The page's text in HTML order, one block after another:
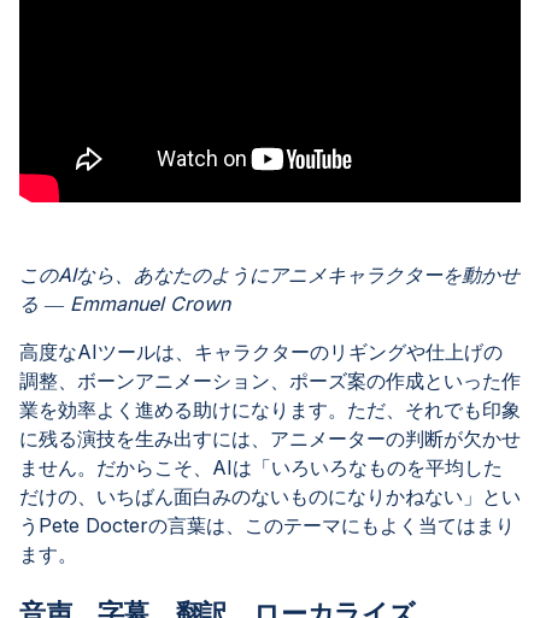
このAIなら、あなたのようにアニメキャラクターを動かせ
る ― Emmanuel Crown
高度なAIツールは、キャラクターのリギングや仕上げの
調整、ボーンアニメーション、ポーズ案の作成といった作
業を効率よく進める助けになります。ただ、それでも印象
に残る演技を生み出すには、アニメーターの判断が欠かせ
ません。だからこそ、AIは「いろいろなものを平均した
だけの、いちばん面白みのないものになりかねない」とい
うPete Docterの言葉は、このテーマにもよく当てはまり
ます。